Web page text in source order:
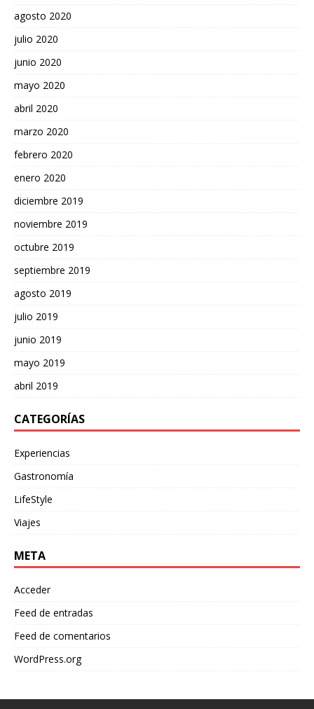
agosto 2020
julio 2020
junio 2020
mayo 2020
abril 2020
marzo 2020
febrero 2020
enero 2020
diciembre 2019
noviembre 2019
octubre 2019
septiembre 2019
agosto 2019
julio 2019
junio 2019
mayo 2019
abril 2019
CATEGORÍAS
Experiencias
Gastronomía
LifeStyle
Viajes
META
Acceder
Feed de entradas
Feed de comentarios
WordPress.org